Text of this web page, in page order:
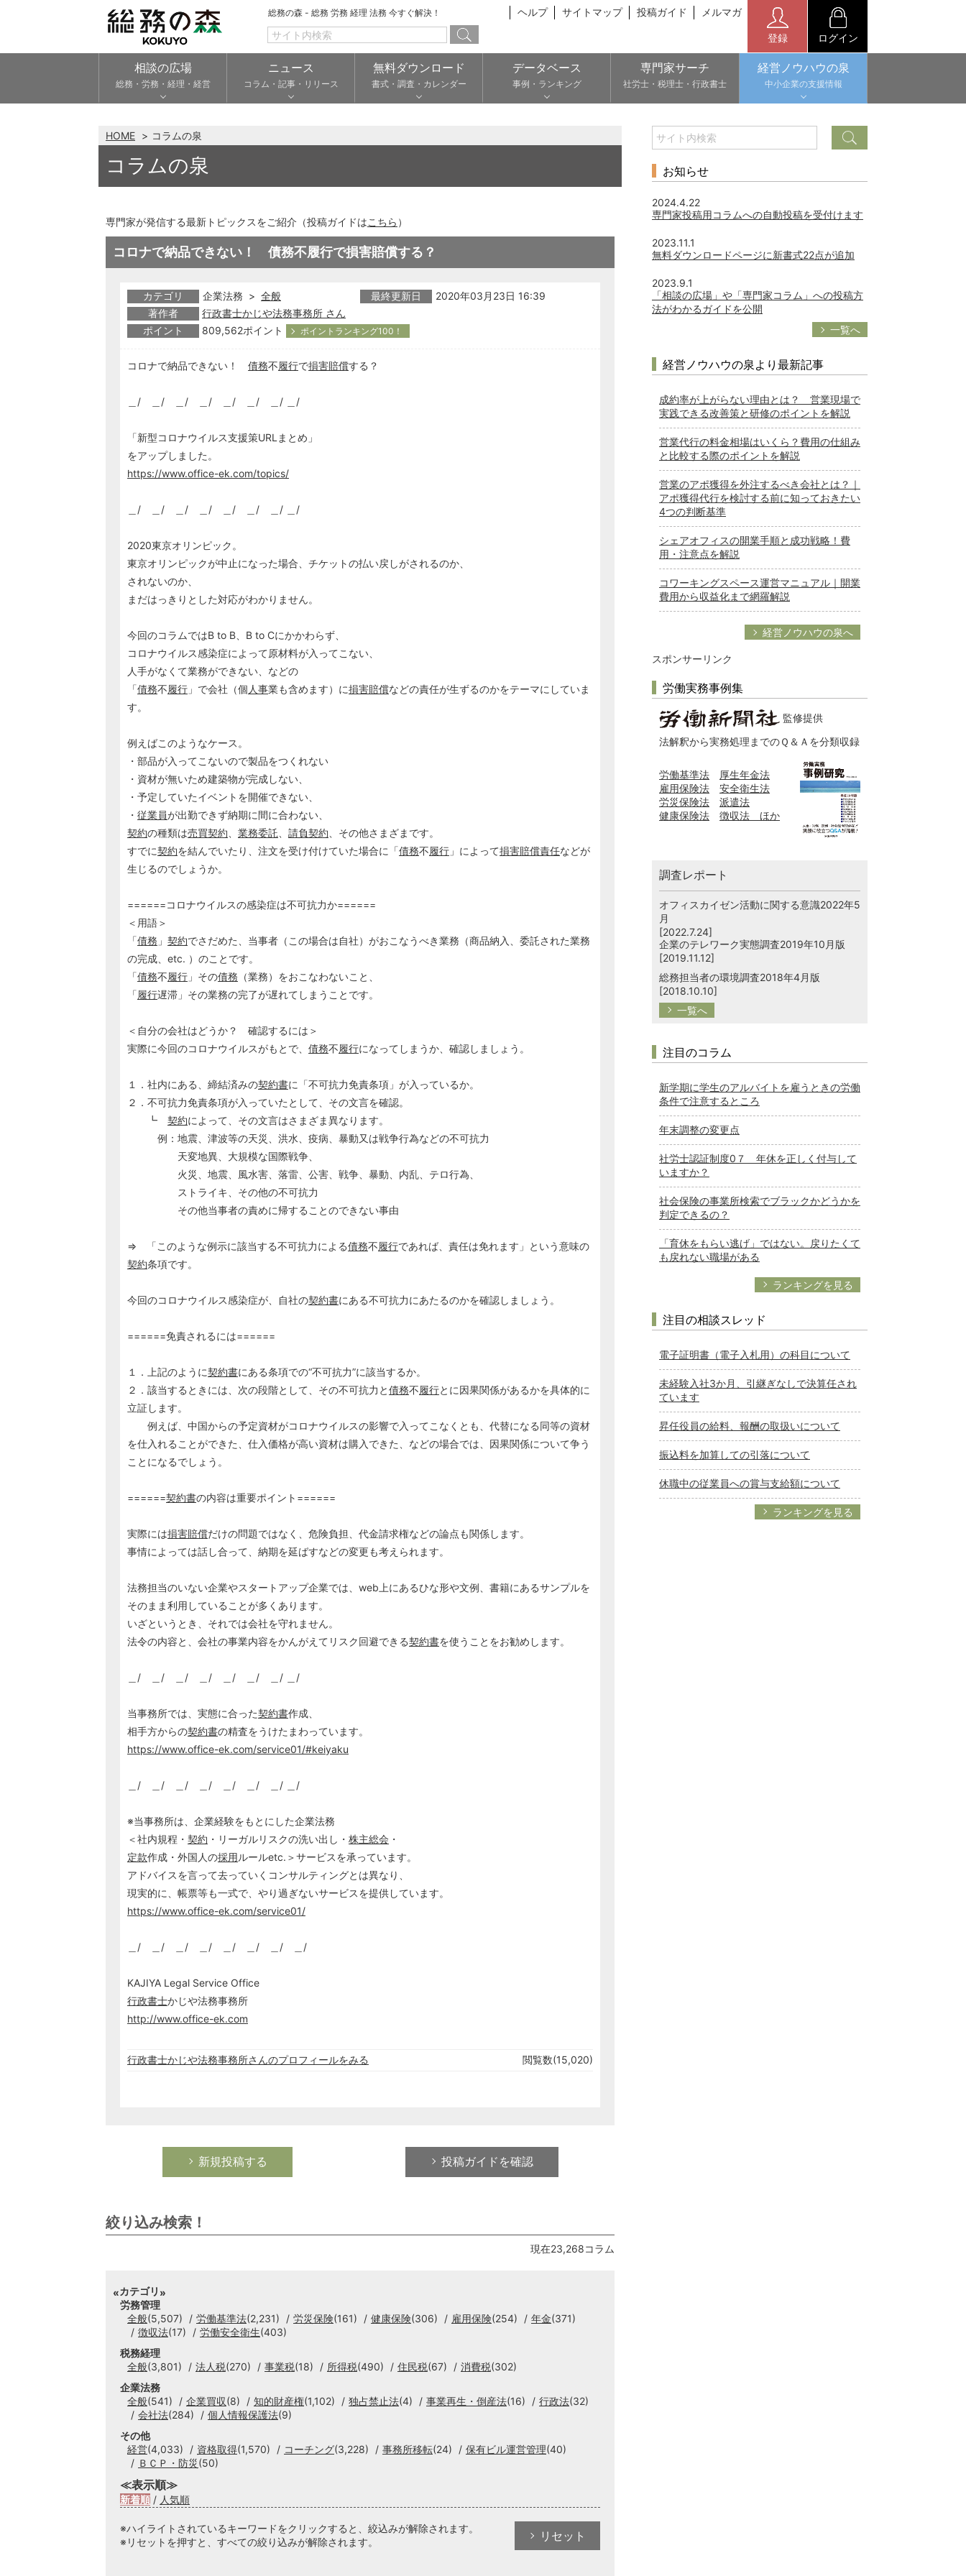
総務の森 - 総務 労務 経理 法務 今すぐ解決！ ヘルプ サイトマップ 投稿ガイド メルマガ
登録 ログイン
相談の広場
総務・労務・経理・経営
ニュース
コラム・記事・リリース
無料ダウンロード
書式・調査・カレンダー
データベース
事例・ランキング
専門家サーチ
社労士・税理士・行政書士
経営ノウハウの泉
中小企業の支援情報
HOME コラムの泉
コラムの泉
専門家が発信する最新トピックスをご紹介（投稿ガイドはこちら ）
コロナで納品できない！ 債務不履行で損害賠償する？
カテゴリ 企業法務 > 全般 最終更新日
2020年03月23日 16:39
著作者
行政書士かじや法務事務所 さん
ポイント
809,562ポイント ポイントランキング100！
コロナで納品できない！ 債務不履行で損害賠償する？
＿/ ＿/ ＿/ ＿/ ＿/ ＿/ ＿/ ＿/
「新型コロナウイルス支援策URLまとめ」
をアップしました。
https://www.office-ek.com/topics/
＿/ ＿/ ＿/ ＿/ ＿/ ＿/ ＿/ ＿/
2020東京オリンピック。
東京オリンピックが中止になった場合、チケットの払い戻しがされるのか、
されないのか、
まだはっきりとした対応がわかりません。
今回のコラムではB to B、B to Cにかかわらず、
コロナウイルス感染症によって原材料が入ってこない、
人手がなくて業務ができない、などの
「債務不履行 」で会社（個 人事業も含めます）に損害賠償などの責任が生ずるのかをテーマにしていま
す。
例えばこのようなケース。
・部品が入ってこないので製品をつくれない
・資材が無いため建築物が完成しない、
・予定していたイベントを開催できない、
・ 従業員が出勤できず納期に間に合わない、
契約の種類は売買契約 業務委託 請負契約 、その他さまざまです。
すでに契約を結んでいたり、注文を受け付けていた場合に「債務不履行 」によって損害賠償責任などが
生じるのでしょうか。
======コロナウイルスの感染症は不可抗力か======
＜用語＞
「債務 」 契約でさだめた、当事者（この場合は自社）がおこなうべき業務（商品納入、委託された業務
の完成、etc. ）のことです。
「債務不履行 」その債務 （業務）をおこなわないこと、
「履行遅滞」その業務の完了が遅れてしまうことです。
＜自分の会社はどうか？ 確認するには＞
実際に今回のコロナウイルスがもとで、 債務不履行になってしまうか、確認しましょう。
１．社内にある、締結済みの契約書に「不可抗力免責条項」が入っているか。
２．不可抗力免責条項が入っていたとして、その文言を確認。
┗ 契約によって、その文言はさまざま異なります。
例：地震、津波等の天災、洪水、疫病、暴動又は戦争行為などの不可抗力
天変地異、大規模な国際戦争、
火災、地震、風水害、落雷、公害、戦争、暴動、内乱、テロ行為、
ストライキ、その他の不可抗力
その他当事者の責めに帰することのできない事由
⇒ 「このような例示に該当する不可抗力による債務不履行であれば、責任は免れます」という意味の
契約条項です。
今回のコロナウイルス感染症が、自社の契約書にある不可抗力にあたるのかを確認しましょう。
======免責されるには======
１．上記のように契約書にある条項での“不可抗力”に該当するか。
２．該当するときには、次の段階として、その不可抗力と債務不履行とに因果関係があるかを具体的に
立証します。
例えば、中国からの予定資材がコロナウイルスの影響で入ってこなくとも、代替になる同等の資材
を仕入れることができた、仕入価格が高い資材は購入できた、などの場合では、因果関係について争う
ことになるでしょう。
======契約書の内容は重要ポイント======
実際には損害賠償だけの問題ではなく、危険負担、代金請求権などの論点も関係します。
事情によっては話し合って、納期を延ばすなどの変更も考えられます。
法務担当のいない企業やスタートアップ企業では、web上にあるひな形や文例、書籍にあるサンプルを
そのまま利用していることが多くあります。
いざというとき、それでは会社を守れません。
法令の内容と、会社の事業内容をかんがえてリスク回避できる契約書を使うことをお勧めします。
＿/ ＿/ ＿/ ＿/ ＿/ ＿/ ＿/ ＿/
当事務所では、実態に合った契約書作成、
相手方からの契約書の精査をうけたまわっています。
https://www.office-ek.com/service01/#keiyaku
＿/ ＿/ ＿/ ＿/ ＿/ ＿/ ＿/ ＿/
※当事務所は、企業経験をもとにした企業法務
＜社内規程・ 契約 ・リーガルリスクの洗い出し・ 株主総会 ・
定款作成・外国人の採用ルールetc.＞サービスを承っています。
アドバイスを言って去っていくコンサルティングとは異なり、
現実的に、帳票等も一式で、やり過ぎないサービスを提供しています。
https://www.office-ek.com/service01/
＿/ ＿/ ＿/ ＿/ ＿/ ＿/ ＿/ ＿/
KAJIYA Legal Service Office
行政書士かじや法務事務所
http://www.office-ek.com
行政書士かじや法務事務所さんのプロフィールをみる 閲覧数(15,020)
新規投稿する 投稿ガイドを確認
絞り込み検索！
現在23,268コラム
カテゴリ
労務管理
全般(5,507) 労働基準法(2,231) 労災保険(161) 健康保険(306) 雇用保険(254) 年金(371)
徴収法(17) 労働安全衛生(403)
税務経理
全般(3,801) 法人税(270) 事業税(18) 所得税(490) 住民税(67) 消費税(302)
企業法務
全般(541) 企業買収(8) 知的財産権(1,102) 独占禁止法(4) 事業再生・倒産法(16) 行政法(32)
会社法(284) 個人情報保護法(9)
その他
経営(4,033) 資格取得(1,570) コーチング(3,228) 事務所移転(24) 保有ビル運営管理(40)
ＢＣＰ・防災(50)
≪表示順≫
新着順 / 人気順
※ハイライトされているキーワードをクリックすると、絞込みが解除されます。
※リセットを押すと、すべての絞り込みが解除されます。
リセット
お知らせ
2024.4.22
専門家投稿用コラムへの自動投稿を受付けます
2023.11.1
無料ダウンロードページに新書式22点が追加
2023.9.1
「相談の広場」や「専門家コラム」への投稿方
法がわかるガイドを公開
一覧へ
経営ノウハウの泉より最新記事
成約率が上がらない理由とは？ 営業現場で
実践できる改善策と研修のポイントを解説
営業代行の料金相場はいくら？費用の仕組み
と比較する際のポイントを解説
営業のアポ獲得を外注するべき会社とは？｜
アポ獲得代行を検討する前に知っておきたい
4つの判断基準
シェアオフィスの開業手順と成功戦略！費
用・注意点を解説
コワーキングスペース運営マニュアル｜開業
費用から収益化まで網羅解説
経営ノウハウの泉へ
スポンサーリンク
労働実務事例集
監修提供
法解釈から実務処理までのＱ＆Ａを分類収録
労働基準法
厚生年金法
雇用保険法
安全衛生法
労災保険法
派遣法
健康保険法
徴収法 ほか
調査レポート
オフィスカイゼン活動に関する意識2022年5
月
[2022.7.24]
企業のテレワーク実態調査2019年10月版
[2019.11.12]
総務担当者の環境調査2018年4月版
[2018.10.10]
一覧へ
注目のコラム
新学期に学生のアルバイトを雇うときの労働
条件で注意するところ
年末調整の変更点
社労士認証制度0７ 年休を正しく付与して
いますか？
社会保険の事業所検索でブラックかどうかを
判定できるの？
「育休をもらい逃げ」ではない。戻りたくて
も戻れない職場がある
ランキングを見る
注目の相談スレッド
電子証明書（電子入札用）の科目について
未経験入社3か月、引継ぎなしで決算任され
ています
昇任役員の給料、報酬の取扱いについて
振込料を加算しての引落について
休職中の従業員への賞与支給額について
ランキングを見る